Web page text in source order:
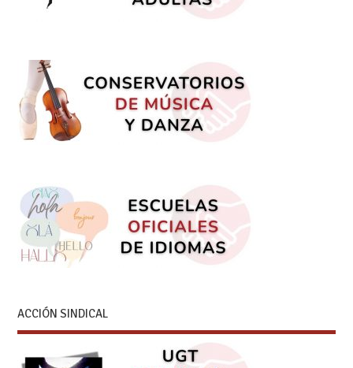
ACCIÓN SINDICAL